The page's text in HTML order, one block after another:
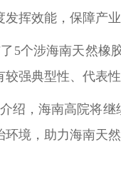
发挥效能，保障
5个涉海南天然橡
较强典型性、代
绍，海南高院将
境，助力海南天